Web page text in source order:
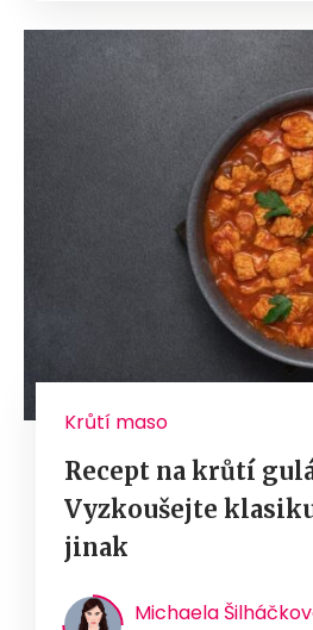
Krůtí maso
Recept na krůtí
Vyzkoušejte
jinak
Michaela